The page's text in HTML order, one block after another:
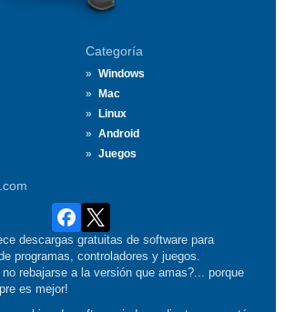
Categoría
Windows
Mac
Linux
Android
Juegos
descargas gratuitas de software para
programas, controladores y juegos.
rebajarse a la versión que amas?... porque
es mejor!